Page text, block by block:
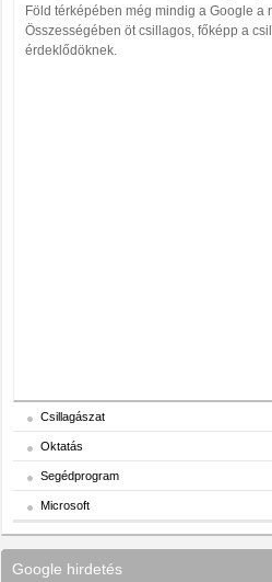
Föld térképében még mindig a Google a
Összességében öt csillagos, főképp a
érdeklődöknek.
Csillagászat
Oktatás
Segédprogram
Microsoft
Google hirdetés